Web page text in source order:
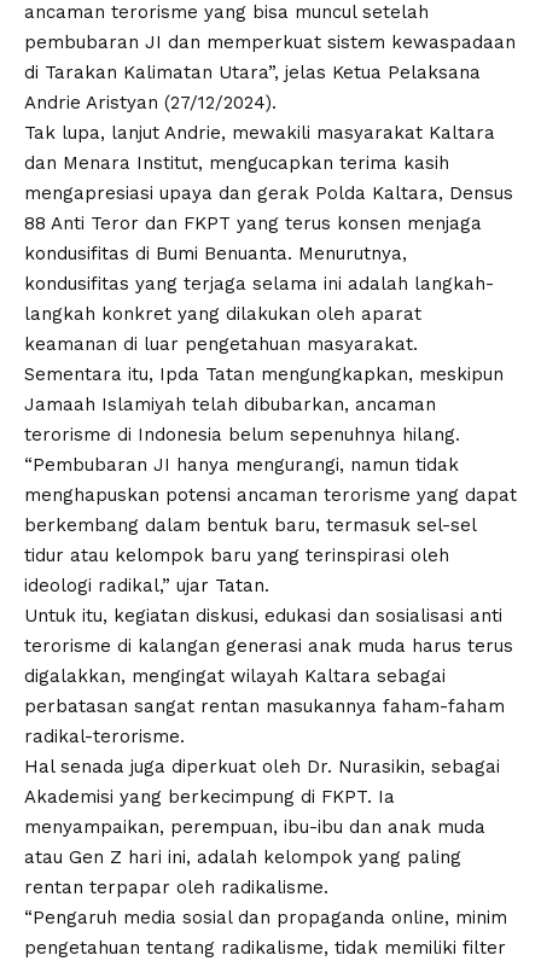
ancaman terorisme yang bisa muncul setelah
pembubaran JI dan memperkuat sistem kewaspadaan
di Tarakan Kalimatan Utara”, jelas Ketua Pelaksana
Andrie Aristyan (27/12/2024).
Tak lupa, lanjut Andrie, mewakili masyarakat Kaltara
dan Menara Institut, mengucapkan terima kasih
mengapresiasi upaya dan gerak Polda Kaltara, Densus
88 Anti Teror dan FKPT yang terus konsen menjaga
kondusifitas di Bumi Benuanta. Menurutnya,
kondusifitas yang terjaga selama ini adalah langkah-
langkah konkret yang dilakukan oleh aparat
keamanan di luar pengetahuan masyarakat.
Sementara itu, Ipda Tatan mengungkapkan, meskipun
Jamaah Islamiyah telah dibubarkan, ancaman
terorisme di Indonesia belum sepenuhnya hilang.
“Pembubaran JI hanya mengurangi, namun tidak
menghapuskan potensi ancaman terorisme yang dapat
berkembang dalam bentuk baru, termasuk sel-sel
tidur atau kelompok baru yang terinspirasi oleh
ideologi radikal,” ujar Tatan.
Untuk itu, kegiatan diskusi, edukasi dan sosialisasi anti
terorisme di kalangan generasi anak muda harus terus
digalakkan, mengingat wilayah Kaltara sebagai
perbatasan sangat rentan masukannya faham-faham
radikal-terorisme.
Hal senada juga diperkuat oleh Dr. Nurasikin, sebagai
Akademisi yang berkecimpung di FKPT. Ia
menyampaikan, perempuan, ibu-ibu dan anak muda
atau Gen Z hari ini, adalah kelompok yang paling
rentan terpapar oleh radikalisme.
“Pengaruh media sosial dan propaganda online, minim
pengetahuan tentang radikalisme, tidak memiliki filter